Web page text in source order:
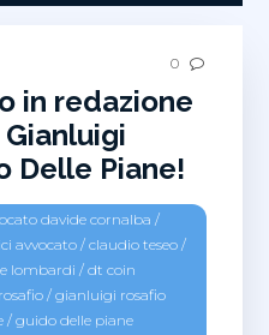
0
in redazione
Delle Piane!
davide cornalba /
avvocato /claudio teseo /
lombardi /dt coin
/gianluigi rosafio
/guido delle piane